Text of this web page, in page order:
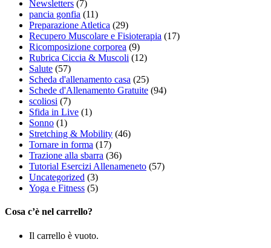
Newsletters (7)
pancia gonfia (11)
Preparazione Atletica (29)
Recupero Muscolare e Fisioterapia (17)
Ricomposizione corporea (9)
Rubrica Ciccia & Muscoli (12)
Salute (57)
Scheda d'allenamento casa (25)
Schede d'Allenamento Gratuite (94)
scoliosi (7)
Sfida in Live (1)
Sonno (1)
Stretching & Mobility (46)
Tornare in forma (17)
Trazione alla sbarra (36)
Tutorial Esercizi Allenameneto (57)
Uncategorized (3)
Yoga e Fitness (5)
Cosa c’è nel carrello?
Il carrello è vuoto.